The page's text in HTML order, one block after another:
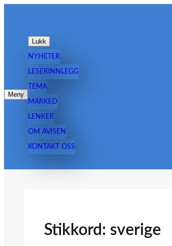
innhold
Meny
Lukk
NYHETER
LESERINNLEGG
TEMA
MARKED
LENKER
OM AVISEN
KONTAKT OSS
Stikkord: sverige